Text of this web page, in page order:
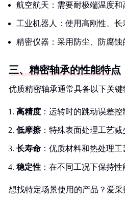
航空航天：需要耐极端温度
工业机器人：使用高刚性、长
精密仪器：采用防尘、防腐蚀
三、精密轴承的性能特点
优质精密轴承通常具备以下关键
高精度 ：运转时的跳动误差
低摩擦：特殊表面处理工艺减
长寿命 ：优质材料和热处理
稳定性 ：在不同工况下保持
想找特定场景使用的产品？爱